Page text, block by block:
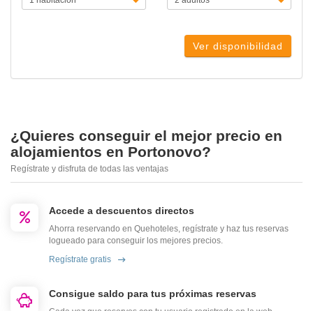
Ver disponibilidad
¿Quieres conseguir el mejor precio en
alojamientos en Portonovo?
Regístrate y disfruta de todas las ventajas
Accede a descuentos directos
Ahorra reservando en Quehoteles, regístrate y haz tus reservas
logueado para conseguir los mejores precios.
Regístrate gratis
Consigue saldo para tus próximas reservas